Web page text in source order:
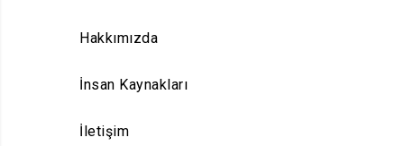
Hakkımızda
İnsan Kaynakları
İletişim